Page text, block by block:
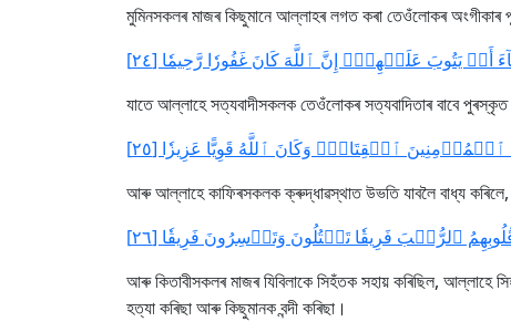
মুমিনসকলৰ মাজৰ কিছুমানে আল্লাহৰ লগত কৰা তেওঁলোকৰ অংগীকাৰ
يَتُوبَ عَلَيۡهِمۡۚ إِنَّ ٱللَّهَ كَانَ غَفُورٗا رَّحِيمٗا [٢٤]
যাতে আল্লাহে সত্যবাদীসকলক তেওঁলোকৰ সত্যবাদিতাৰ বাবে পুৰস্কৃত
ٱلۡقِتَالَۚ وَكَانَ ٱللَّهُ قَوِيًّا عَزِيزٗا [٢٥]
আৰু আল্লাহে কাফিৰসকলক ক্ৰুদ্ধাৱস্থাত উভতি যাবলৈ বাধ্য
ٱلرُّعۡبَ فَرِيقٗا تَقۡتُلُونَ وَتَأۡسِرُونَ فَرِيقٗا [٢٦]
আৰু কিতাবীসকলৰ মাজৰ যিবিলাকে সিহঁতক সহায় কৰিছিল,
হত্যা কৰিছা আৰু কিছুমানক বন্দী কৰিছা।